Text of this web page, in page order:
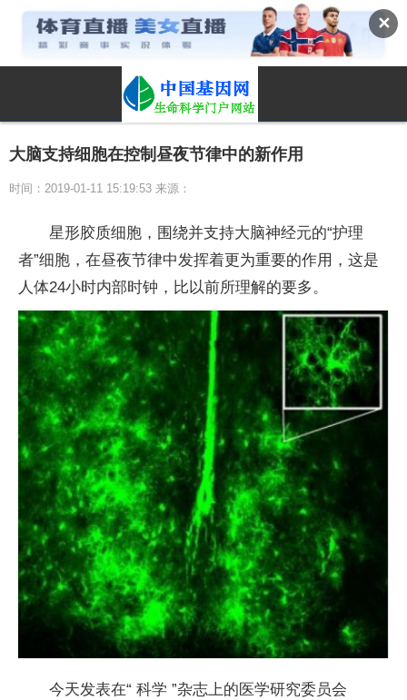
✕
大脑支持细胞在控制昼夜节律中的新作用
时间：2019-01-11 15:19:53 来源：
星形胶质细胞，围绕并支持大脑神经元的“护理
者”细胞，在昼夜节律中发挥着更为重要的作用，这是
人体24小时内部时钟，比以前所理解的要多。
今天发表在“ 科学 ”杂志上的医学研究委员会